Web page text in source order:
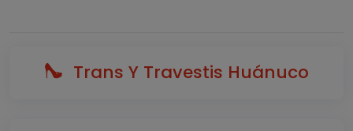
Trans Y Travestis Huánuco